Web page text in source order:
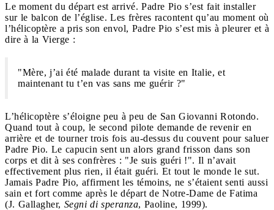
Le moment du départ est arrivé. Padre Pio s’est fait installer
sur le balcon de l’église. Les frères racontent qu’au moment où
l’hélicoptère a pris son envol, Padre Pio s’est mis à pleurer et à
dire à la Vierge :
"Mère, j’ai été malade durant ta visite en Italie, et
maintenant tu t’en vas sans me guérir ?"
L’hélicoptère s’éloigne peu à peu de San Giovanni Rotondo.
Quand tout à coup, le second pilote demande de revenir en
arrière et de tourner trois fois au-dessus du couvent pour saluer
Padre Pio. Le capucin sent un alors grand frisson dans son
corps et dit à ses confrères : "Je suis guéri !". Il n’avait
effectivement plus rien, il était guéri. Et tout le monde le sut.
Jamais Padre Pio, affirment les témoins, ne s’étaient senti aussi
sain et fort comme après le départ de Notre-Dame de Fatima
(J. Gallagher, Segni di speranza, Paoline, 1999).